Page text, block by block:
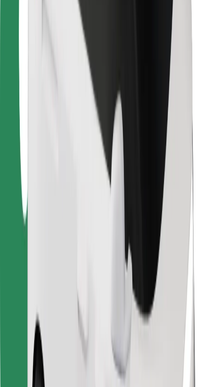
Fleet Ownereille
Ravintoloille
Bolt for Business
Tavarantoimittajille
Hanki kyyti hetkessä!
Lataa Bolt-sovellus